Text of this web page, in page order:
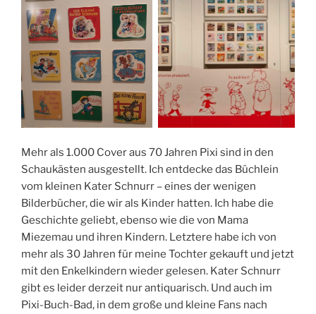
Mehr als 1.000 Cover aus 70 Jahren Pixi sind in den
Schaukästen ausgestellt. Ich entdecke das Büchlein
vom kleinen Kater Schnurr – eines der wenigen
Bilderbücher, die wir als Kinder hatten. Ich habe die
Geschichte geliebt, ebenso wie die von Mama
Miezemau und ihren Kindern. Letztere habe ich von
mehr als 30 Jahren für meine Tochter gekauft und jetzt
mit den Enkelkindern wieder gelesen. Kater Schnurr
gibt es leider derzeit nur antiquarisch. Und auch im
Pixi-Buch-Bad, in dem große und kleine Fans nach